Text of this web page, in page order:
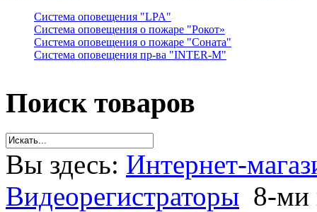
Система оповещения "LPA"
Система оповещения о пожаре "Рокот»
Система оповещения о пожаре "Соната"
Система оповещения пр-ва "INTER-M"
Поиск товаров
Вы здесь: Интернет-
Видеорегистраторы 8-ми